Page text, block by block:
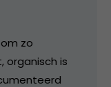
zo
organisch is